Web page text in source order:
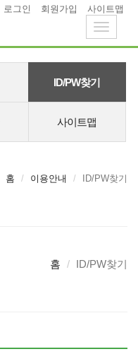
로그인 회원가입
사이트맵
Toggle
ID/PW찾기
사이트맵
홈 이용안내 ID/PW찾기
홈 ID/PW찾기